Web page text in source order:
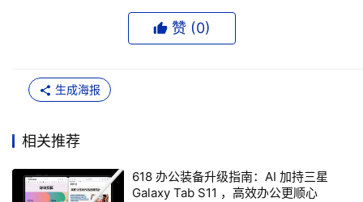
赞 (0)
生成海报
相关推荐
618 办公装备升级指南：AI 加持三星
Galaxy Tab S11 ，高效办公更顺心